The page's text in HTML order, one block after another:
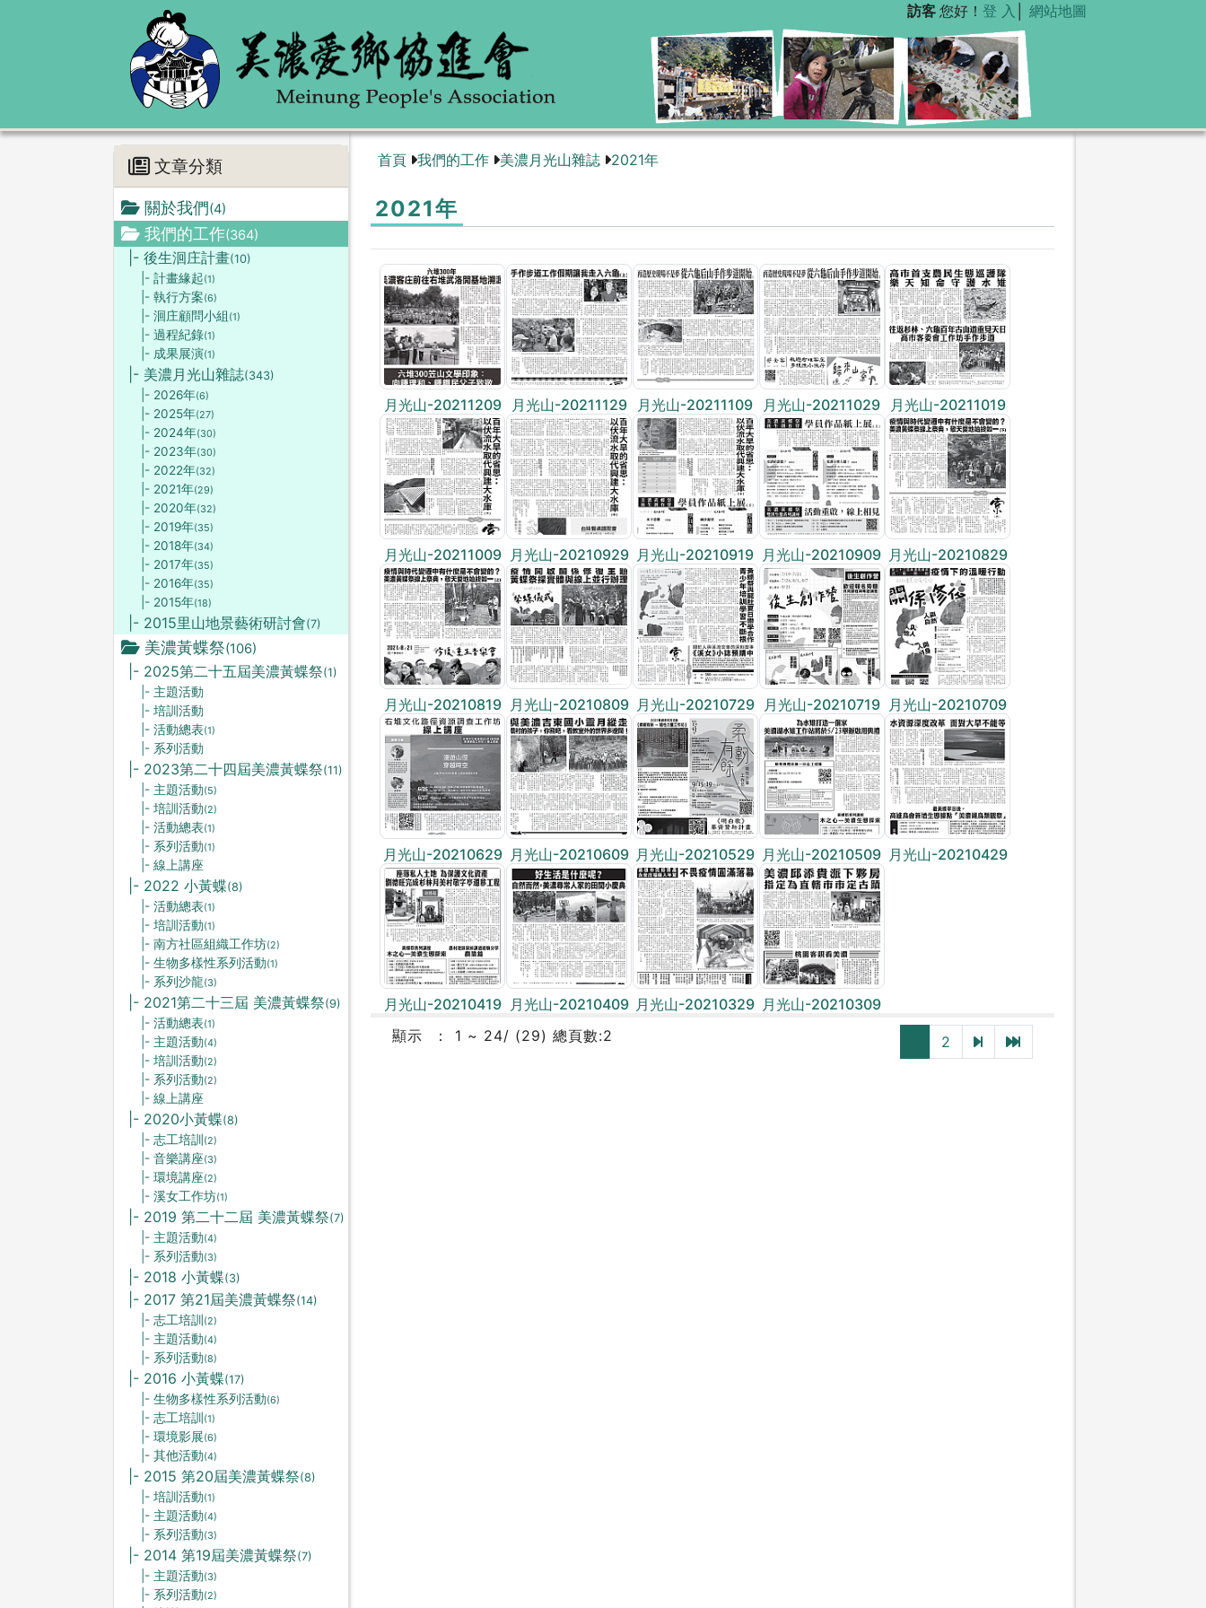
訪客 您好！ 登 入 網站地圖
文章分類
關於我們(4)
我們的工作(364)
|- 後生洄庄計畫(10)
|- 計畫緣起(1)
|- 執行方案(6)
|- 洄庄顧問小組 (1)
|- 過程紀錄(1)
|- 成果展演(1)
|- 美濃月光山雜誌(343)
|- 2026年(6)
|- 2025年(27)
|- 2024年(30)
|- 2023年(30)
|- 2022年(32)
|- 2021年(29)
|- 2020年(32)
|- 2019年(35)
|- 2018年(34)
|- 2017年(35)
|- 2016年(35)
|- 2015年(18)
|- 2015里山地景藝術研討會(7)
美濃黃蝶祭(106)
|- 2025第二十五屆美濃黃蝶祭(1)
|- 主題活動
|- 培訓活動
|- 活動總表(1)
|- 系列活動
|- 2023第二十四屆美濃黃蝶祭(11)
|- 主題活動(5)
|- 培訓活動(2)
|- 活動總表(1)
|- 系列活動(1)
|- 線上講座
|- 2022 小黃蝶(8)
|- 活動總表(1)
|- 培訓活動(1)
|- 南方社區組織工作坊(2)
|- 生物多樣性系列活動(1)
|- 系列沙龍(3)
|- 2021第二十三屆 美濃黃蝶祭(9)
|- 活動總表(1)
|- 主題活動(4)
|- 培訓活動(2)
|- 系列活動(2)
|- 線上講座
|- 2020小黃蝶(8)
|- 志工培訓 (2)
|- 音樂講座(3)
|- 環境講座(2)
|- 溪女工作坊(1)
|- 2019 第二十二屆 美濃黃蝶祭(7)
|- 主題活動(4)
|- 系列活動(3)
|- 2018 小黃蝶(3)
|- 2017 第21屆美濃黃蝶祭(14)
|- 志工培訓 (2)
|- 主題活動(4)
|- 系列活動(8)
|- 2016 小黃蝶(17)
|- 生物多樣性系列活動(6)
|- 志工培訓 (1)
|- 環境影展(6)
|- 其他活動(4)
|- 2015 第20屆美濃黃蝶祭(8)
|- 培訓活動(1)
|- 主題活動(4)
|- 系列活動(3)
|- 2014 第19屆美濃黃蝶祭(7)
|- 主題活動(3)
|- 系列活動(2)
首頁 我們的工作 美濃月光山雜誌 2021年
2021年
月光山-20211209 月光山-20211129 月光山-20211109 月光山-20211029 月光山-20211019
月光山-20211009 月光山-20210929 月光山-20210919 月光山-20210909 月光山-20210829
月光山-20210819 月光山-20210809 月光山-20210729 月光山-20210719 月光山-20210709
月光山-20210629 月光山-20210609 月光山-20210529 月光山-20210509 月光山-20210429
月光山-20210419 月光山-20210409 月光山-20210329 月光山-20210309
顯示
1 ~ 24/ (29) 總頁數:2 2 下一頁最後一頁